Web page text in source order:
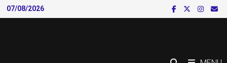
Skip
to
07/08/2026